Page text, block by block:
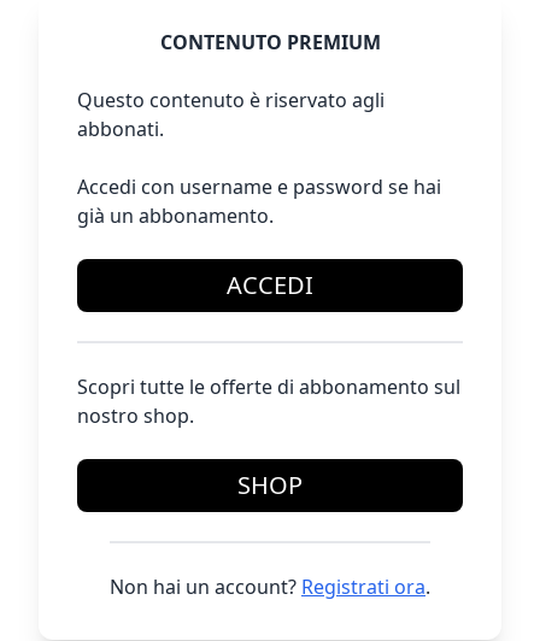
CONTENUTO PREMIUM
Questo contenuto è riservato agli
abbonati.
Accedi con username e password se hai
già un abbonamento.
ACCEDI
Scopri tutte le offerte di abbonamento sul
nostro shop.
SHOP
Non hai un account? Registrati ora.